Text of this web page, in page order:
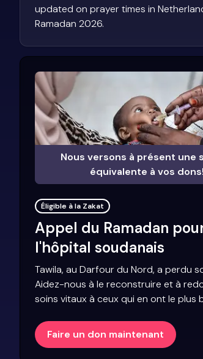
updated on prayer times in
Ramadan 2026.
Nous versons à présent une
équivalente à vos dons!
Éligible à la Zakat
Appel du Ramadan
l'hôpital soudanais
Tawila, au Darfour du Nord, a perdu
Aidez-nous à le reconstruire et à
soins vitaux à ceux qui en ont le plus
Faire un don maintenant